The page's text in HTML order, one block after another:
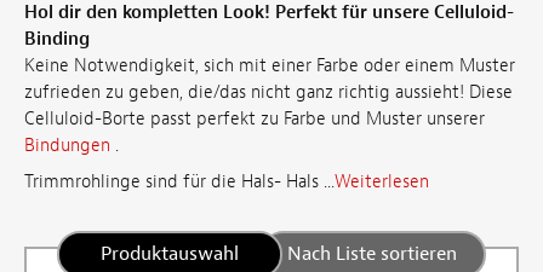
Hol dir den kompletten Look! Perfekt für unsere Celluloid-
Binding
Keine Notwendigkeit, sich mit einer Farbe oder einem Muster
zufrieden zu geben, die/das nicht ganz richtig aussieht! Diese
Celluloid-Borte passt perfekt zu Farbe und Muster unserer
Bindungen .
Trimmrohlinge sind für die Hals- Hals ...Weiterlesen
Produktauswahl Nach Liste sortieren